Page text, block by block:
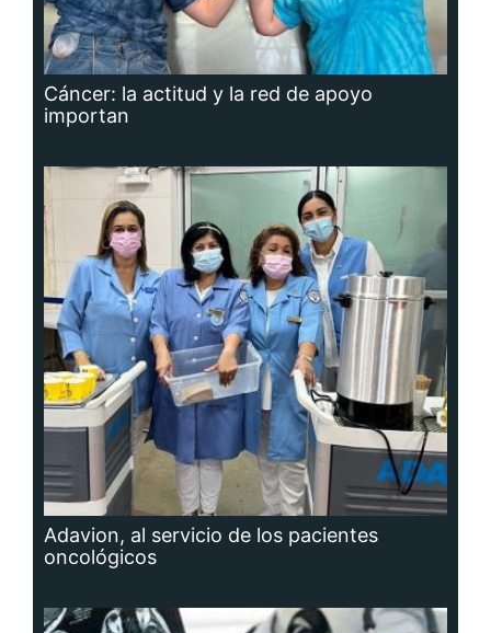
Cáncer: la actitud y la red de apoyo
importan
Adavion, al servicio de los pacientes
oncológicos